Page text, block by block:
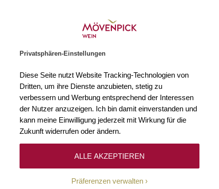
Privatsphären-Einstellungen
Diese Seite nutzt Website Tracking-Technologien von
Dritten, um ihre Dienste anzubieten, stetig zu
verbessern und Werbung entsprechend der Interessen
der Nutzer anzuzeigen. Ich bin damit einverstanden und
kann meine Einwilligung jederzeit mit Wirkung für die
Zukunft widerrufen oder ändern.
Präferenzen verwalten
ALLE AKZEPTIEREN
Touriga Francesa 5
12